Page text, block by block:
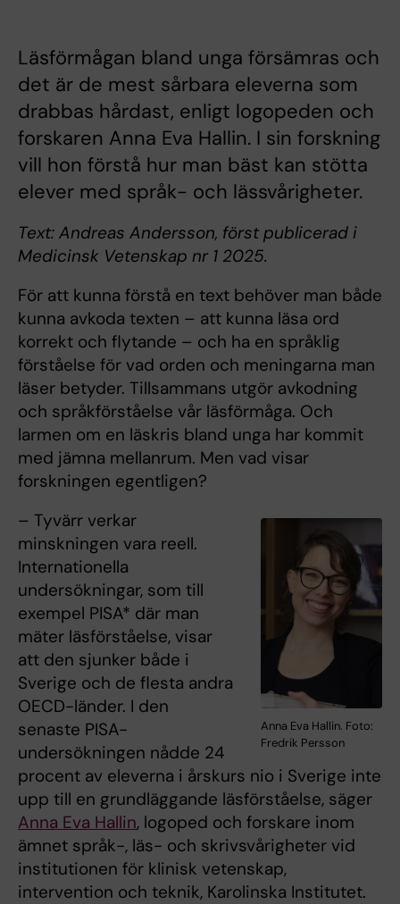
Läsförmågan bland unga försämras och
det är de mest sårbara eleverna som
drabbas hårdast, enligt logopeden och
forskaren Anna Eva Hallin. I sin forskning
vill hon förstå hur man bäst kan stötta
elever med språk- och lässvårigheter.
Text: Andreas Andersson, först publicerad i
Medicinsk Vetenskap nr 1 2025.
För att kunna förstå en text behöver man både
kunna avkoda texten – att kunna läsa ord
korrekt och flytande – och ha en språklig
förståelse för vad orden och meningarna man
läser betyder. Tillsammans utgör avkodning
och språkförståelse vår läsförmåga. Och
larmen om en läskris bland unga har kommit
med jämna mellanrum. Men vad visar
forskningen egentligen?
Anna Eva Hallin. Foto:
Fredrik Persson
– Tyvärr verkar
minskningen vara reell.
Internationella
undersökningar, som till
exempel PISA* där man
mäter läsförståelse, visar
att den sjunker både i
Sverige och de flesta andra
OECD-länder. I den
senaste PISA-
undersökningen nådde 24
procent av eleverna i årskurs nio i Sverige inte
upp till en grundläggande läsförståelse, säger
Anna Eva Hallin, logoped och forskare inom
ämnet språk-, läs- och skrivsvårigheter vid
institutionen för klinisk vetenskap,
intervention och teknik, Karolinska Institutet.